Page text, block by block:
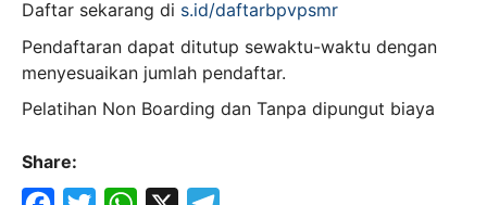
Daftar sekarang di s.id/daftarbpvpsmr
Pendaftaran dapat ditutup sewaktu-waktu dengan
menyesuaikan jumlah pendaftar.
Pelatihan Non Boarding dan Tanpa dipungut biaya
Share: